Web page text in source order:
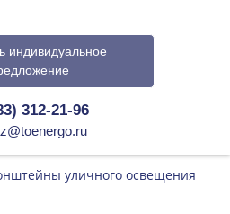
индивидуальное
312-21-96
уличного освещения